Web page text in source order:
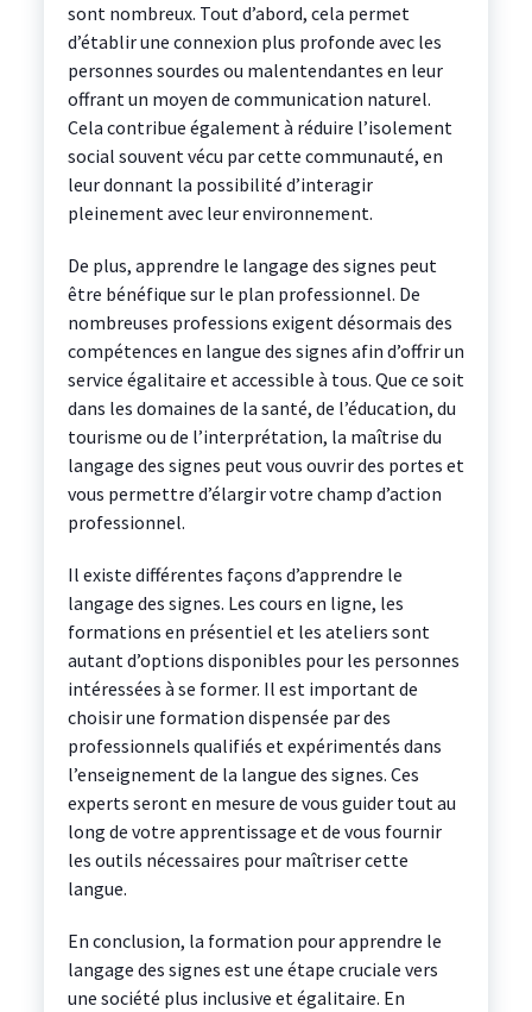
sont nombreux. Tout d’abord, cela permet
d’établir une connexion plus profonde avec les
personnes sourdes ou malentendantes en leur
offrant un moyen de communication naturel.
Cela contribue également à réduire l’isolement
social souvent vécu par cette communauté, en
leur donnant la possibilité d’interagir
pleinement avec leur environnement.
De plus, apprendre le langage des signes peut
être bénéfique sur le plan professionnel. De
nombreuses professions exigent désormais des
compétences en langue des signes afin d’offrir un
service égalitaire et accessible à tous. Que ce soit
dans les domaines de la santé, de l’éducation, du
tourisme ou de l’interprétation, la maîtrise du
langage des signes peut vous ouvrir des portes et
vous permettre d’élargir votre champ d’action
professionnel.
Il existe différentes façons d’apprendre le
langage des signes. Les cours en ligne, les
formations en présentiel et les ateliers sont
autant d’options disponibles pour les personnes
intéressées à se former. Il est important de
choisir une formation dispensée par des
professionnels qualifiés et expérimentés dans
l’enseignement de la langue des signes. Ces
experts seront en mesure de vous guider tout au
long de votre apprentissage et de vous fournir
les outils nécessaires pour maîtriser cette
langue.
En conclusion, la formation pour apprendre le
langage des signes est une étape cruciale vers
une société plus inclusive et égalitaire. En